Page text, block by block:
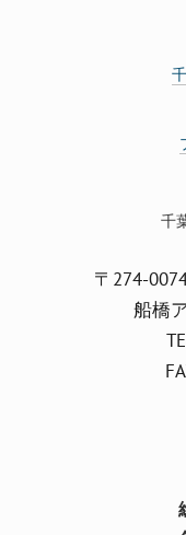
千
〒274-
船橋